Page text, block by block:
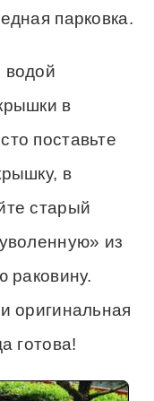
парковка.
в
поставьте
в
старый
из
раковину.
оригинальная
готова!